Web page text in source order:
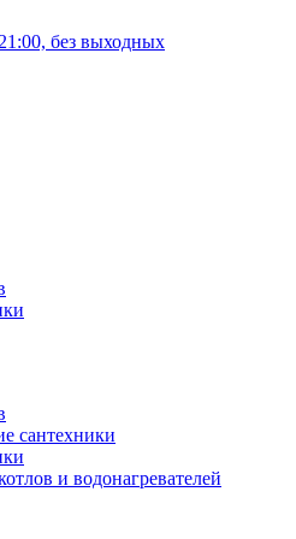
без выходных
сантехники
и водонагревателей